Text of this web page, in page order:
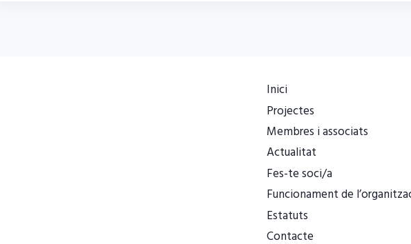
Inici
Projectes
Membres i associats
Actualitat
Fes-te soci/a
Funcionament de
Estatuts
Contacte